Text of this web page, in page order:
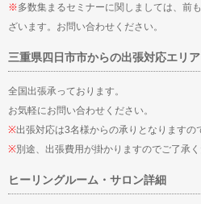
※多数集まるセミナーに関しましては、前
ざいます。お問い合わせください。
三重県四日市市からの出張対応エリア
全国出張承っております。
お気軽にお問い合わせください。
※出張対応は3名様からの承りとなりますの
※別途、出張費用が掛かりますのでご了承く
ヒーリングルーム・サロン詳細